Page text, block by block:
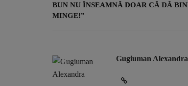
BUN NU ÎNSEAMNĂ DOAR CĂ DĂ
MINGE!”
Gugiuman Alexandra